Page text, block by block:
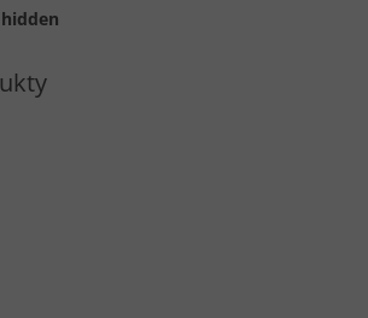
hidden